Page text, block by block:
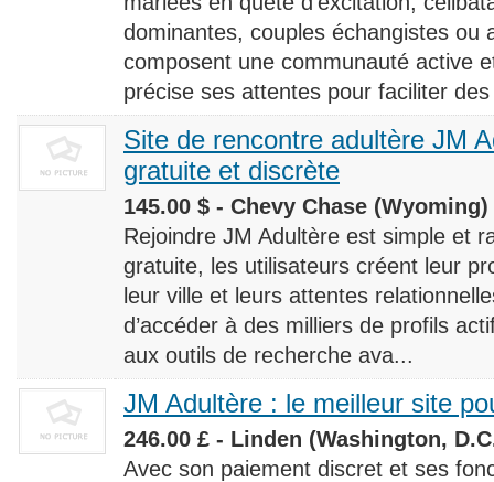
dominantes, couples échangistes ou
composent une communauté active
précise ses attentes pour faciliter
Site de rencontre adultère JM
gratuite et discrète
145.00 $ - Chevy Chase (Wyoming)
Rejoindre JM Adultère est simple et
gratuite, les utilisateurs créent leur
leur ville et leurs attentes
d’accéder à des milliers de profils
aux outils de recherche ava...
JM Adultère : le meilleur site
246.00 £ - Linden (Washington,
Avec son paiement discret et ses